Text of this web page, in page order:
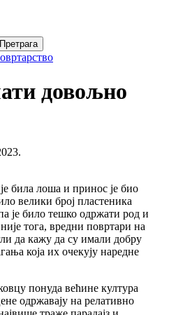
Претрага
довољно
била лоша и принос је био
велики број пластеника
је било тешко одржати род и
тога, вредни повртари на
да кажу да су имали добру
која их очекују наредне
понуда већине култура
одржавају на релативно